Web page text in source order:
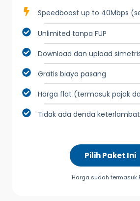
Speedboost up to 40Mbps
Unlimited tanpa FUP
Download dan upload simetris
Gratis biaya pasang
Harga flat (termasuk pajak
Tidak ada denda
Pilih Paket Ini
Harga sudah termasuk